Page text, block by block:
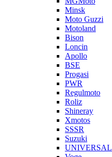
Minsk
Moto Guzzi
Motoland
Bison
Loncin
Apollo
BSE
Progasi
PWR
Regulmoto
Roliz
Shineray
Xmotos
SSSR
Suzuki
UNIVERSAL